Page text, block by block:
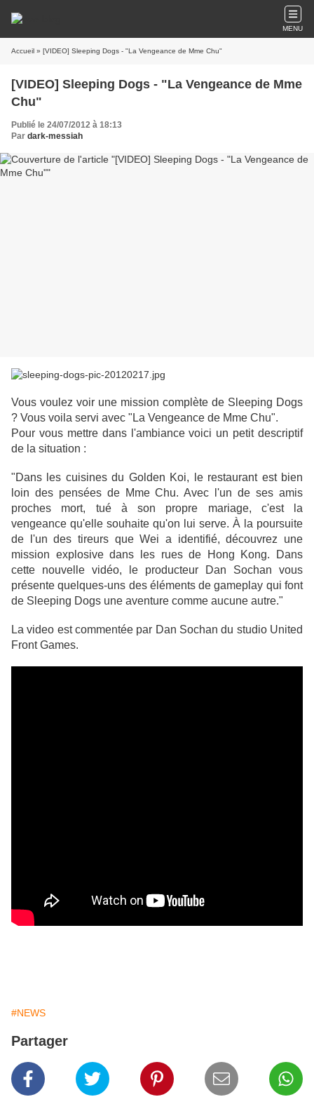
MENU
Accueil » [VIDEO] Sleeping Dogs - "La Vengeance de Mme Chu"
[VIDEO] Sleeping Dogs - "La Vengeance de Mme
Chu"
Publié le 24/07/2012 à 18:13
Par dark-messiah
Vous voulez voir une mission complète de Sleeping Dogs
? Vous voila servi avec "La Vengeance de Mme Chu".
Pour vous mettre dans l'ambiance voici un petit descriptif
de la situation :
"Dans les cuisines du Golden Koi, le restaurant est bien
loin des pensées de Mme Chu. Avec l'un de ses amis
proches mort, tué à son propre mariage, c'est la
vengeance qu'elle souhaite qu'on lui serve. À la poursuite
de l'un des tireurs que Wei a identifié, découvrez une
mission explosive dans les rues de Hong Kong. Dans
cette nouvelle vidéo, le producteur Dan Sochan vous
présente quelques-uns des éléments de gameplay qui font
de Sleeping Dogs une aventure comme aucune autre."
La video est commentée par Dan Sochan du studio United
Front Games.
#NEWS
Partager